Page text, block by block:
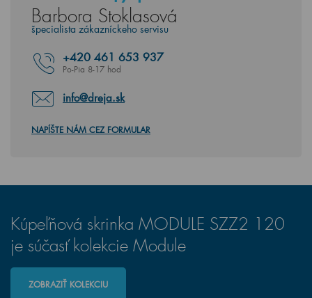
Barbora Stoklasová
špecialista zákazníckeho servisu
+420 461 653 937
Po-Pia 8-17 hod
info@dreja.sk
NAPÍŠTE NÁM CEZ FORMULAR
Kúpeľňová skrinka MODULE SZZ2 120
je súčasť kolekcie Module
ZOBRAZIŤ KOLEKCIU